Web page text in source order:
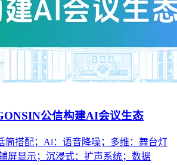
公信构建AI会议生态
筒搭配；Al：语音降噪；多维：舞台灯
屏显示；沉浸式：扩声系统；数据